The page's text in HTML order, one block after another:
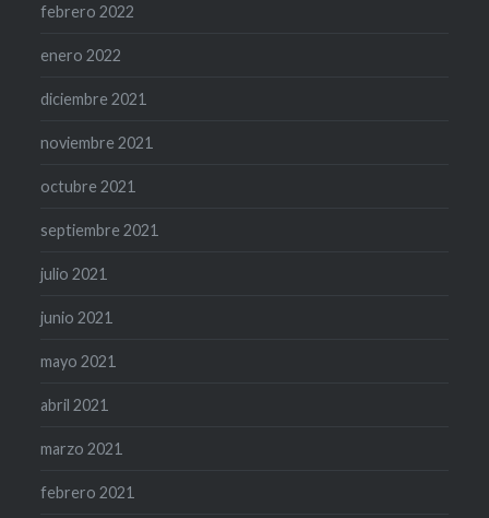
febrero 2022
enero 2022
diciembre 2021
noviembre 2021
octubre 2021
septiembre 2021
julio 2021
junio 2021
mayo 2021
abril 2021
marzo 2021
febrero 2021